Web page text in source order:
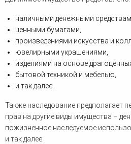
наличными денежными
ценными бумагами,
произведениями искусства и
ювелирными украшениями,
изделиями на основе
бытовой техникой и мебелью,
и так далее.
Также наследование предполагает
прав на другие виды имущества –
пожизненное наследуемое
и так далее.